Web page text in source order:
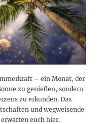
– ein Monat, der
zu genießen, sondern
zu erkunden. Das
und wegweisende
erwarten euch hier.